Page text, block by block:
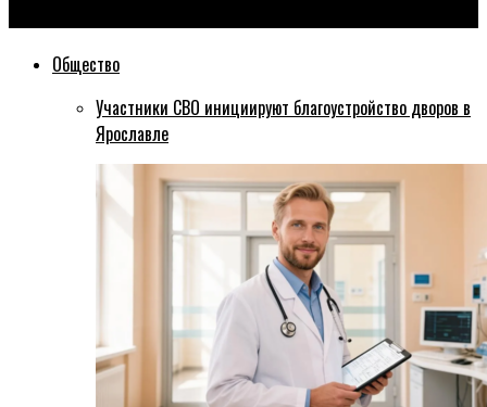
Общество
Участники СВО инициируют благоустройство дворов в
Ярославле